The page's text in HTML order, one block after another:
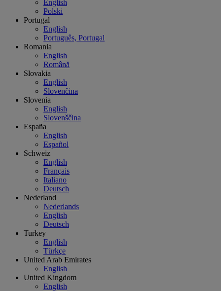
English
Polski
Portugal
English
Português, Portugal
Romania
English
Română
Slovakia
English
Slovenčina
Slovenia
English
Slovenščina
España
English
Español
Schweiz
English
Français
Italiano
Deutsch
Nederland
Nederlands
English
Deutsch
Turkey
English
Türkçe
United Arab Emirates
English
United Kingdom
English